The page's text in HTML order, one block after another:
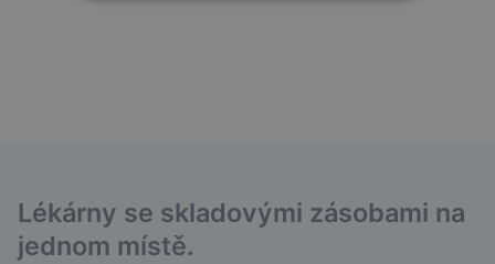
Lékárny se skladovými zásobami na
jednom místě.